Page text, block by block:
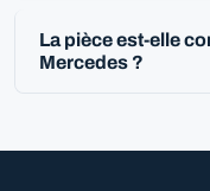
La pièce est-elle
Mercedes ?